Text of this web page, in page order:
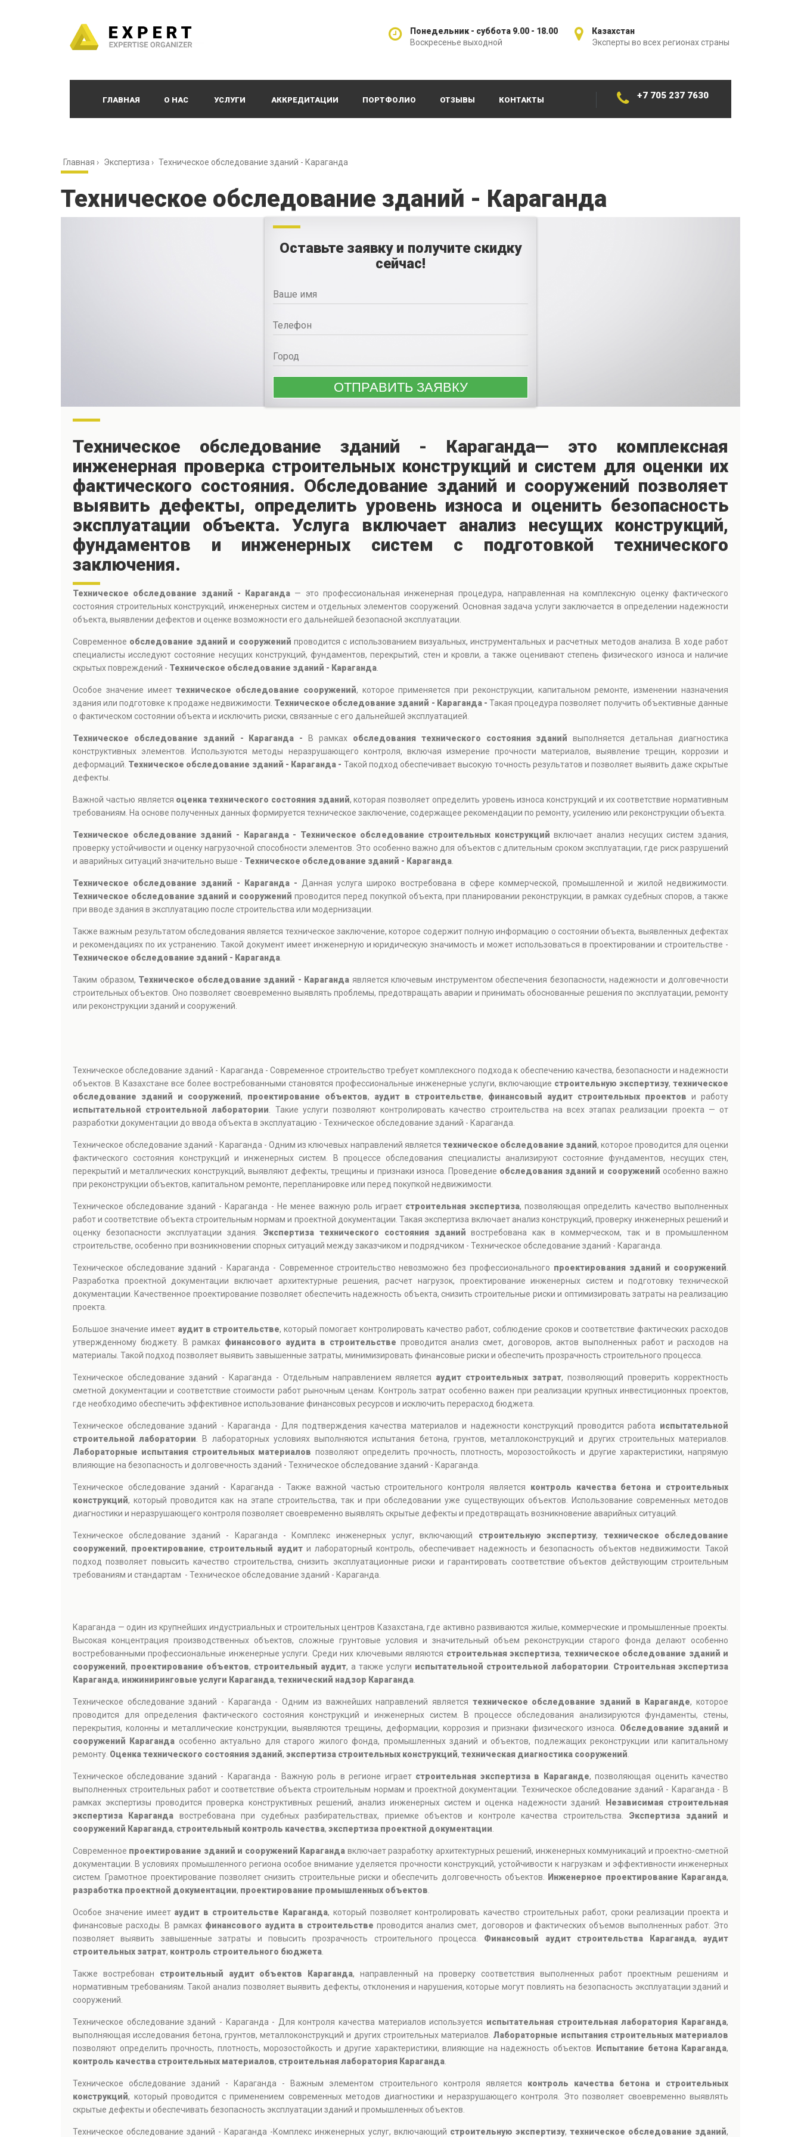
Казахстан
Эксперты во всех регионах страны
Понедельник - суббота 9.00 - 18.00
Воскресенье выходной
ГЛАВНАЯ О НАС УСЛУГИ АККРЕДИТАЦИИ ПОРТФОЛИО ОТЗЫВЫ КОНТАКТЫ +7 705 237 7630
Главная › Экспертиза › Техническое обследование зданий - Караганда
Техническое обследование зданий - Караганда
Оставьте заявку и получите скидку
сейчас!
Техническое обследование зданий - Караганда— это комплексная
инженерная проверка строительных конструкций и систем для оценки их
фактического состояния. Обследование зданий и сооружений позволяет
выявить дефекты, определить уровень износа и оценить безопасность
эксплуатации объекта. Услуга включает анализ несущих конструкций,
фундаментов и инженерных систем с подготовкой технического
заключения.
Техническое обследование зданий - Караганда — это профессиональная инженерная процедура, направленная на комплексную оценку фактического
состояния строительных конструкций, инженерных систем и отдельных элементов сооружений. Основная задача услуги заключается в определении надежности
объекта, выявлении дефектов и оценке возможности его дальнейшей безопасной эксплуатации.
Современное обследование зданий и сооружений проводится с использованием визуальных, инструментальных и расчетных методов анализа. В ходе работ
специалисты исследуют состояние несущих конструкций, фундаментов, перекрытий, стен и кровли, а также оценивают степень физического износа и наличие
скрытых повреждений - Техническое обследование зданий - Караганда
Особое значение имееттехническое обследование сооружений, которое применяется при реконструкции, капитальном ремонте, изменении назначения
здания или подготовке к продаже недвижимости. Техническое обследование зданий - Караганда -Такая процедура позволяет получить объективные данные
о фактическом состоянии объекта и исключить риски, связанные с его дальнейшей эксплуатацией.
Техническое обследование зданий - Караганда - В рамках обследования технического состояния зданий выполняется детальная диагностика
конструктивных элементов. Используются методы неразрушающего контроля, включая измерение прочности материалов, выявление трещин, коррозии и
деформаций. Техническое обследование зданий - Караганда - Такой подход обеспечивает высокую точность результатов и позволяет выявить даже скрытые
дефекты.
Важной частью является оценка технического состояния зданий, которая позволяет определить уровень износа конструкций и их соответствие нормативным
требованиям. На основе полученных данных формируется техническое заключение, содержащее рекомендации по ремонту, усилению или реконструкции объекта.
Техническое обследование зданий - Караганда - Техническое обследование строительных конструкций включает анализ несущих систем здания,
проверку устойчивости и оценку нагрузочной способности элементов. Это особенно важно для объектов с длительным сроком эксплуатации, где риск разрушений
и аварийных ситуаций значительно выше - Техническое обследование зданий - Караганда
Техническое обследование зданий - Караганда - Данная услуга широко востребована в сфере коммерческой, промышленной и жилой недвижимости.
Техническое обследование зданий и сооружений проводится перед покупкой объекта, при планировании реконструкции, в рамках судебных споров, а также
при вводе здания в эксплуатацию после строительства или модернизации.
Также важным результатом обследования является техническое заключение, которое содержит полную информацию о состоянии объекта, выявленных дефектах
и рекомендациях по их устранению. Такой документ имеет инженерную и юридическую значимость и может использоваться в проектировании и строительстве -
Техническое обследование зданий - Караганда
Таким образом, Техническое обследование зданий - Караганда является ключевым инструментом обеспечения безопасности, надежности и долговечности
строительных объектов. Оно позволяет своевременно выявлять проблемы, предотвращать аварии и принимать обоснованные решения по эксплуатации, ремонту
или реконструкции зданий и сооружений.
Техническое обследование зданий - Караганда - Современное строительство требует комплексного подхода к обеспечению качества, безопасности и надежности
объектов. В Казахстане все более востребованными становятся профессиональные инженерные услуги, включающие строительную экспертизу, техническое
обследование зданий и сооружений, проектирование объектов, аудит в строительстве, финансовый аудит строительных проектов и работу
испытательной строительной лаборатории . Такие услуги позволяют контролировать качество строительства на всех этапах реализации проекта — от
разработки документации до ввода объекта в эксплуатацию - Техническое обследование зданий - Караганда.
Техническое обследование зданий - Караганда - Одним из ключевых направлений является техническое обследование зданий, которое проводится для оценки
фактического состояния конструкций и инженерных систем. В процессе обследования специалисты анализируют состояние фундаментов, несущих стен,
перекрытий и металлических конструкций, выявляют дефекты, трещины и признаки износа. Проведение обследования зданий и сооружений особенно важно
при реконструкции объектов, капитальном ремонте, перепланировке или перед покупкой недвижимости.
Техническое обследование зданий - Караганда - Не менее важную роль играет строительная экспертиза, позволяющая определить качество выполненных
работ и соответствие объекта строительным нормам и проектной документации. Такая экспертиза включает анализ конструкций, проверку инженерных решений и
оценку безопасности эксплуатации здания. Экспертиза технического состояния зданий востребована как в коммерческом, так и в промышленном
строительстве, особенно при возникновении спорных ситуаций между заказчиком и подрядчиком - Техническое обследование зданий - Караганда.
Техническое обследование зданий - Караганда - Современное строительство невозможно без профессионального проектирования зданий и сооружений
Разработка проектной документации включает архитектурные решения, расчет нагрузок, проектирование инженерных систем и подготовку технической
документации. Качественное проектирование позволяет обеспечить надежность объекта, снизить строительные риски и оптимизировать затраты на реализацию
проекта.
Большое значение имеет аудит в строительстве, который помогает контролировать качество работ, соблюдение сроков и соответствие фактических расходов
утвержденному бюджету. В рамках финансового аудита в строительстве проводится анализ смет, договоров, актов выполненных работ и расходов на
материалы. Такой подход позволяет выявить завышенные затраты, минимизировать финансовые риски и обеспечить прозрачность строительного процесса.
Техническое обследование зданий - Караганда - Отдельным направлением является аудит строительных затрат, позволяющий проверить корректность
сметной документации и соответствие стоимости работ рыночным ценам. Контроль затрат особенно важен при реализации крупных инвестиционных проектов,
где необходимо обеспечить эффективное использование финансовых ресурсов и исключить перерасход бюджета.
Техническое обследование зданий - Караганда - Для подтверждения качества материалов и надежности конструкций проводится работа испытательной
строительной лаборатории . В лабораторных условиях выполняются испытания бетона, грунтов, металлоконструкций и других строительных материалов.
Лабораторные испытания строительных материалов позволяют определить прочность, плотность, морозостойкость и другие характеристики, напрямую
влияющие на безопасность и долговечность зданий - Техническое обследование зданий - Караганда.
Техническое обследование зданий - Караганда - Также важной частью строительного контроля является контроль качества бетона и строительных
конструкций, который проводится как на этапе строительства, так и при обследовании уже существующих объектов. Использование современных методов
диагностики и неразрушающего контроля позволяет своевременно выявлять скрытые дефекты и предотвращать возникновение аварийных ситуаций.
Техническое обследование зданий - Караганда - Комплекс инженерных услуг, включающий строительную экспертизу, техническое обследование
сооружений, проектирование, строительный аудити лабораторный контроль, обеспечивает надежность и безопасность объектов недвижимости. Такой
подход позволяет повысить качество строительства, снизить эксплуатационные риски и гарантировать соответствие объектов действующим строительным
требованиям и стандартам - Техническое обследование зданий - Караганда.
Караганда — один из крупнейших индустриальных и строительных центров Казахстана, где активно развиваются жилые, коммерческие и промышленные проекты.
Высокая концентрация производственных объектов, сложные грунтовые условия и значительный объем реконструкции старого фонда делают особенно
востребованными профессиональные инженерные услуги. Среди них ключевыми являются строительная экспертиза, техническое обследование зданий и
сооружений, проектирование объектов, строительный аудит, а также услуги испытательной строительной лаборатории
Строительная экспертиза
Караганда, инжиниринговые услуги Караганда, технический надзор Караганда
Техническое обследование зданий - Караганда - Одним из важнейших направлений является техническое обследование зданий в Караганде, которое
проводится для определения фактического состояния конструкций и инженерных систем. В процессе обследования анализируются фундаменты, стены,
перекрытия, колонны и металлические конструкции, выявляются трещины, деформации, коррозия и признаки физического износа. Обследование зданий и
сооружений Караганда особенно актуально для старого жилого фонда, промышленных зданий и объектов, подлежащих реконструкции или капитальному
ремонту. Оценка технического состояния зданий, экспертиза строительных конструкций, техническая диагностика сооружений
Техническое обследование зданий - Караганда - Важную роль в регионе играет строительная экспертиза в Караганде, позволяющая оценить качество
выполненных строительных работ и соответствие объекта строительным нормам и проектной документации. Техническое обследование зданий - Караганда - В
рамках экспертизы проводится проверка конструктивных решений, анализ инженерных систем и оценка надежности зданий.
Независимая строительная
экспертиза Караганда востребована при судебных разбирательствах, приемке объектов и контроле качества строительства. Экспертиза зданий и
сооружений Караганда, строительный контроль качества, экспертиза проектной документации
Современное проектирование зданий и сооружений Караганда включает разработку архитектурных решений, инженерных коммуникаций и проектно-сметной
документации. В условиях промышленного региона особое внимание уделяется прочности конструкций, устойчивости к нагрузкам и эффективности инженерных
систем. Грамотное проектирование позволяет снизить строительные риски и обеспечить долговечность объектов.
Инженерное проектирование Караганда,
разработка проектной документации, проектирование промышленных объектов
Особое значение имеет аудит в строительстве Караганда, который позволяет контролировать качество строительных работ, сроки реализации проекта и
финансовые расходы. В рамках финансового аудита в строительстве проводится анализ смет, договоров и фактических объемов выполненных работ. Это
позволяет выявить завышенные затраты и повысить прозрачность строительного процесса. Финансовый аудит строительства Караганда, аудит
строительных затрат, контроль строительного бюджета
Также востребован строительный аудит объектов Караганда, направленный на проверку соответствия выполненных работ проектным решениям и
нормативным требованиям. Такой анализ позволяет выявить дефекты, отклонения и нарушения, которые могут повлиять на безопасность эксплуатации зданий и
сооружений.
Техническое обследование зданий - Караганда - Для контроля качества материалов используется испытательная строительная лаборатория Караганда,
выполняющая исследования бетона, грунтов, металлоконструкций и других строительных материалов. Лабораторные испытания строительных материалов
позволяют определить прочность, плотность, морозостойкость и другие характеристики, влияющие на надежность объектов.
Испытание бетона Караганда,
контроль качества строительных материалов, строительная лаборатория Караганда
Техническое обследование зданий - Караганда - Важным элементом строительного контроля является контроль качества бетона и строительных
конструкций, который проводится с применением современных методов диагностики и неразрушающего контроля. Это позволяет своевременно выявлять
скрытые дефекты и обеспечивать безопасность эксплуатации зданий и промышленных объектов.
Техническое обследование зданий - Караганда -Комплекс инженерных услуг, включающий строительную экспертизу, техническое обследование зданий,